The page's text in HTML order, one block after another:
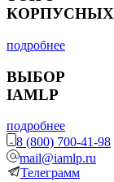
КОРПУСНЫХ
подробнее
ВЫБОР
IAMLP
подробнее
8 (800) 700-41-98
mail@iamlp.ru
Телеграмм